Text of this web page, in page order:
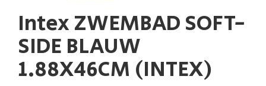
Intex ZWEMBAD SOFT-
SIDE BLAUW
1.88X46CM (INTEX)